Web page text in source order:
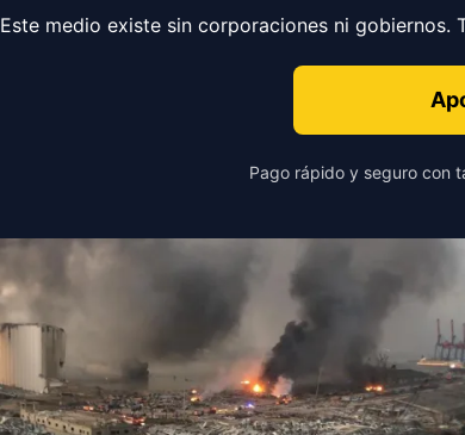
Este medio existe sin corporaciones ni
Pago rápido y seguro con